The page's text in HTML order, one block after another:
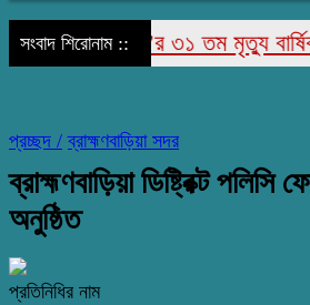
সংবাদ শিরোনাম ::
উদ্দিন আহমেদ’র ৩১ তম মৃত্যু বার্ষিকী
প্রচ্ছদ / ব্রাহ্মণবাড়িয়া সদর
ব্রাহ্মণবাড়িয়া ডিষ্ট্রিক্ট পলিসি
অনুষ্ঠিত
প্রতিনিধির নাম